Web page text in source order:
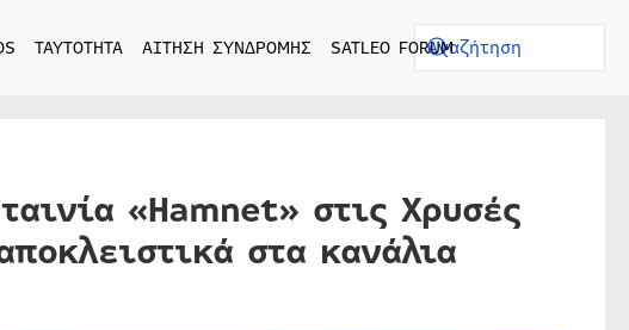
ΤΑΥΤΟΤΗΤΑ ΑΙΤΗΣΗ ΣΥΝΔΡΟΜΗΣ SATLEO FORUM
«Hamnet» στις Χρυσές
στα κανάλια